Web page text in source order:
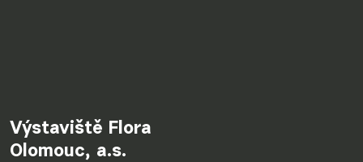
Výstaviště Flora
Olomouc, a.s.